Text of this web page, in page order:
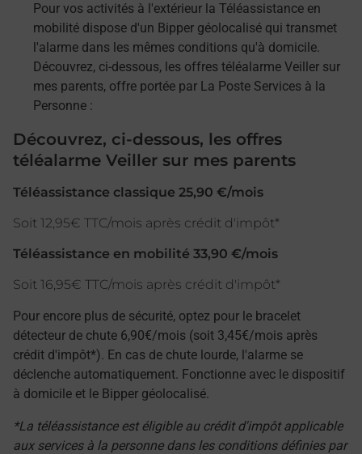
Pour vos activités à l'extérieur la Téléassistance en
mobilité dispose d'un Bipper géolocalisé qui transmet
l'alarme dans les mêmes conditions qu'à domicile.
Découvrez, ci-dessous, les offres téléalarme Veiller sur
mes parents, offre portée par La Poste Services à la
Personne :
Découvrez, ci-dessous, les offres
téléalarme Veiller sur mes parents
Téléassistance classique 25,90 €/mois
Soit 12,95€ TTC/mois après crédit d'impôt*
Téléassistance en mobilité 33,90 €/mois
Soit 16,95€ TTC/mois après crédit d'impôt*
Pour encore plus de sécurité, optez pour le bracelet
détecteur de chute 6,90€/mois (soit 3,45€/mois après
crédit d'impôt*). En cas de chute lourde, l'alarme se
déclenche automatiquement. Fonctionne avec le dispositif
à domicile et le Bipper géolocalisé.
*La téléassistance est éligible au crédit d'impôt applicable
aux services à la personne dans les conditions définies par